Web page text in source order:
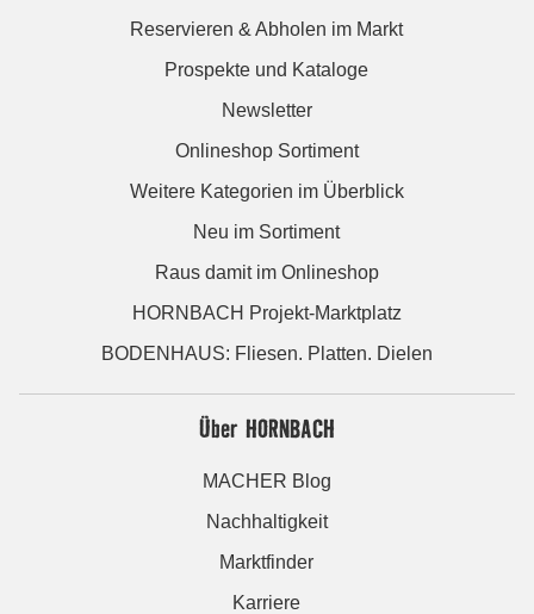
Reservieren & Abholen im Markt
Prospekte und Kataloge
Newsletter
Onlineshop Sortiment
Weitere Kategorien im Überblick
Neu im Sortiment
Raus damit im Onlineshop
HORNBACH Projekt-Marktplatz
BODENHAUS: Fliesen. Platten. Dielen
Über HORNBACH
MACHER Blog
Nachhaltigkeit
Marktfinder
Karriere